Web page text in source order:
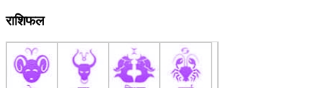
राशिफल